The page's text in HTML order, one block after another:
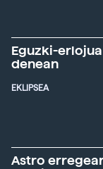
Eguzki-
denean
EKLIPSEA
Astro